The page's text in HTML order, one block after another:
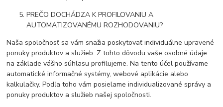
PREČO DOCHÁDZA K PROFILOVANIU A
AUTOMATIZOVANÉMU ROZHODOVANIU?
Naša spoločnosť sa vám snažia poskytovať individuálne upravené
ponuky produktov a služieb. Z tohto dôvodu vaše osobné údaje
na základe vášho súhlasu profilujeme. Na tento účel používame
automatické informačné systémy, webové aplikácie alebo
kalkulačky. Podľa toho vám posielame individualizované správy a
ponuky produktov a služieb našej spoločnosti.